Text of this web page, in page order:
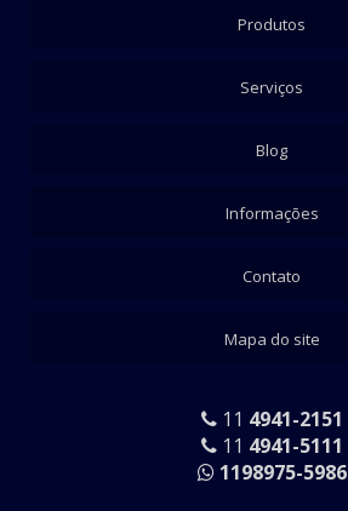
Produtos
Serviços
Blog
Informações
Contato
Mapa do site
11 4941-2151
11 4941-5111
1198975-5986